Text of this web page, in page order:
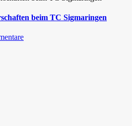
beim TC Sigmaringen